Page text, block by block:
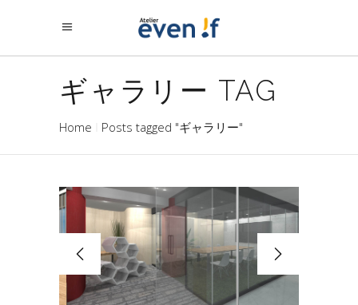
ギャラリー TAG
Home Posts tagged "ギャラリー"